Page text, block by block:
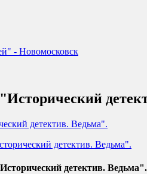
- Новомосковск
детектив. Ведьма".